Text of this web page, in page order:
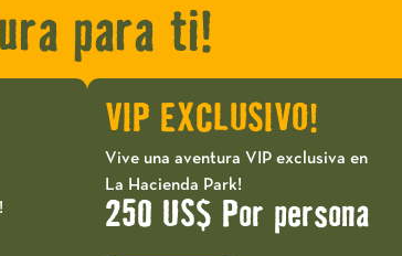
para ti!
VIP EXCLUSIVO!
Vive una aventura VIP exclusiva en
La Hacienda Park!
250 US$ Por persona